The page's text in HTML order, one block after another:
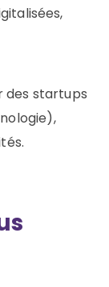
des startups